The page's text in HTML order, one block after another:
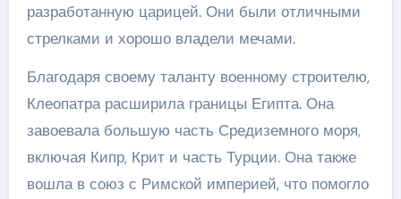
разработанную царицей. Они были отличными
стрелками и хорошо владели мечами.
Благодаря своему таланту военному строителю,
Клеопатра расширила границы Египта. Она
завоевала большую часть Средиземного моря,
включая Кипр, Крит и часть Турции. Она также
вошла в союз с Римской империей, что помогло